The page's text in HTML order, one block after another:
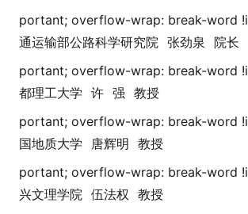
portant; overflow-wrap: break-word !i
通运输部公路科学研究院 张劲泉
院长
portant; overflow-wrap: break-word !i
都理工大学
许 强
教授
portant; overflow-wrap: break-word !i
国地质大学
唐辉明
教授
portant; overflow-wrap: break-word !i
兴文理学院 伍法权
教授